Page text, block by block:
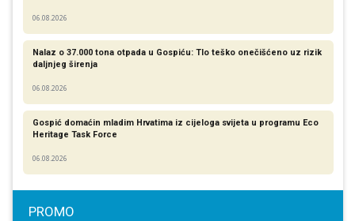
06.08.2026
Nalaz o 37.000 tona otpada u Gospiću: Tlo teško onečišćeno uz rizik
daljnjeg širenja
06.08.2026
Gospić domaćin mladim Hrvatima iz cijeloga svijeta u programu Eco
Heritage Task Force
06.08.2026
PROMO